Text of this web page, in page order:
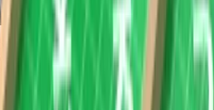
dakelementen zijn uitermate geschikt voor
een opdak als indak PV-systeem. Door de
verstijvers, kunnen de PV-panelen stevig
dakelement. Hiermee voorkom je
door stormkrachten.